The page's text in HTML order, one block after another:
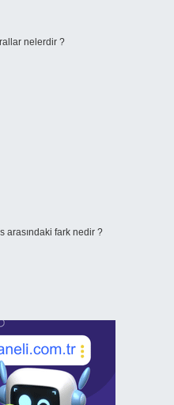
nelerdir ?
arasındaki fark nedir ?